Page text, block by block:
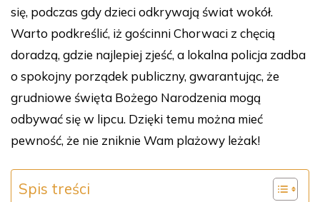
się, podczas gdy dzieci odkrywają świat wokół.
Warto podkreślić, iż gościnni Chorwaci z chęcią
doradzą, gdzie najlepiej zjeść, a lokalna policja zadba
o spokojny porządek publiczny, gwarantując, że
grudniowe święta Bożego Narodzenia mogą
odbywać się w lipcu. Dzięki temu można mieć
pewność, że nie zniknie Wam plażowy leżak!
Spis treści